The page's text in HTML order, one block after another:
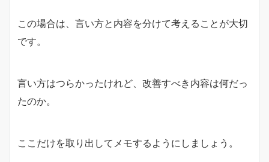
この場合は、言い方と内容を分けて考えることが大切
です。
言い方はつらかったけれど、改善すべき内容は何だっ
たのか。
ここだけを取り出してメモするようにしましょう。